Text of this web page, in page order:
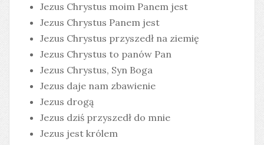
Jezus Chrystus moim Panem jest
Jezus Chrystus Panem jest
Jezus Chrystus przyszedł na ziemię
Jezus Chrystus to panów Pan
Jezus Chrystus, Syn Boga
Jezus daje nam zbawienie
Jezus drogą
Jezus dziś przyszedł do mnie
Jezus jest królem